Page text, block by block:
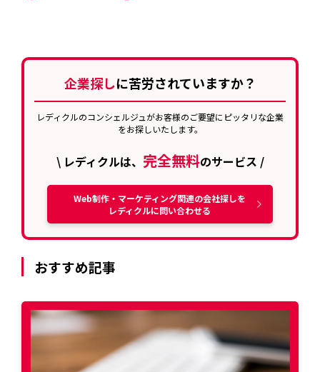
企業探しに苦労されていますか？
レディクルのコンシェルジュがお客様のご要望にピッタリな企業
をお探しいたします。
\ レディクルは、 完全無料のサービス /
Web制作・マーケティング関連の会社探しを
レディクルに問い合わせる
おすすめ記事